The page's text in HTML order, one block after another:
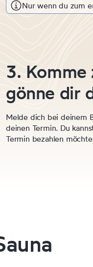
Nur wenn du zum
3. Komme
gönne dir
Melde dich bei deinem
deinen Termin. Du
Termin bezahlen